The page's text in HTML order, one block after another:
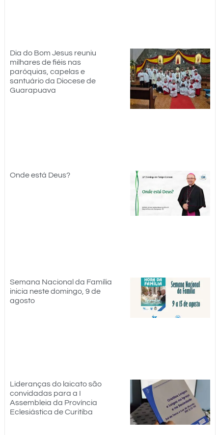
Dia do Bom Jesus reuniu
milhares de fiéis nas
paróquias, capelas e
santuário da Diocese de
Guarapuava
Onde está Deus?
Semana Nacional da Família
inicia neste domingo, 9 de
agosto
Lideranças do laicato são
convidadas para a I
Assembleia da Província
Eclesiástica de Curitiba